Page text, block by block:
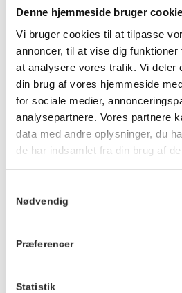
Denne hjemmeside bruger
Vi bruger cookies til at tilpasse
annoncer, til at vise dig
at analysere vores trafik. Vi deler
din brug af vores hjemmeside
for sociale medier,
analysepartnere. Vores partnere
data med andre oplysninger, du
de har indsamlet fra din brug af
Nødvendig
Præferencer
Statistik
Husk at reservere dine pladser på
Ankom gerne ca. 20 minutter før, så
og finde en plads ved langbordet,
Vi kan ikke tilpasse maden eller
eller glutenfri muligheder.
Der tages forbehold for ændringer i
Du kan se menuenHER.
Info
Dato:
Serie: